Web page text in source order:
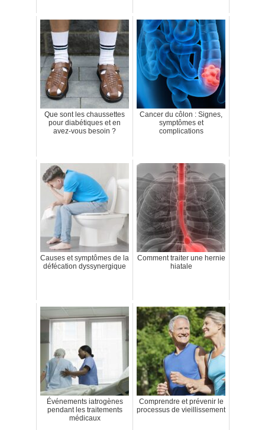
Que sont les chaussettes
pour diabétiques et en
avez-vous besoin ?
Cancer du côlon : Signes,
symptômes et
complications
Causes et symptômes de la
défécation dyssynergique
Comment traiter une hernie
hiatale
Événements iatrogènes
pendant les traitements
médicaux
Comprendre et prévenir le
processus de vieillissement